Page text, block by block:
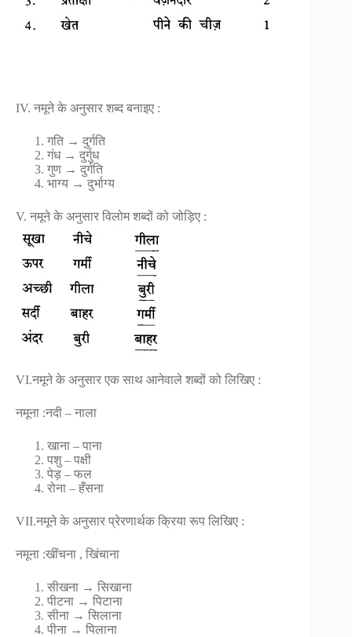
IV. नमूने के अनुसार शब्द बनाइए :
गति → दुर्गति
गंध → दुर्गुध
गुण → दुर्गति
भाग्य → दुर्भाग्य
V. नमूने के अनुसार विलोम शब्दों को जोड़िए :
VI.नमूने के अनुसार एक साथ आनेवाले शब्दों को लिखिए :
नमूना :नदी – नाला
खाना – पाना
पशु – पक्षी
पेड़ – फल
रोना – हँसना
VII.नमूने के अनुसार प्रेरणार्थक क्रिया रूप लिखिए :
नमूना :खींचना , खिंचाना
सीखना → सिखाना
पीटना → पिटाना
सीना → सिलाना
पीना → पिलाना